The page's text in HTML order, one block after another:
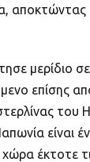
αποκτώντας
μερίδιο
επίσης
του
είναι
έκτοτε